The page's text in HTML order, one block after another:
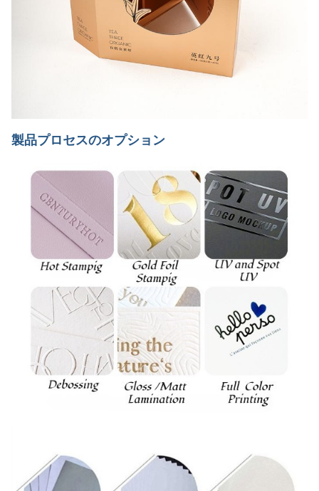
製品プロセスのオプション